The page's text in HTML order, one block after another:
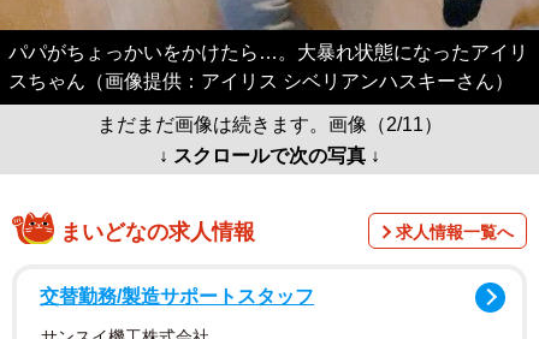
パパがちょっかいをかけたら…。大暴れ状態になったアイリ
スちゃん（画像提供：アイリス シベリアンハスキーさん）
まだまだ画像は続きます。画像（2/11）
↓ スクロールで次の写真 ↓
まいどなの求人情報 求人情報一覧へ
交替勤務/製造サポートスタッフ